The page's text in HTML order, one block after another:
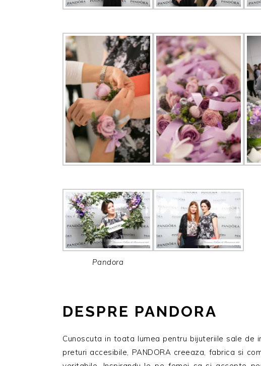
Pandora
DESPRE PANDORA
Cunoscuta in toata lumea pentru bijuteriile sale de
preturi accesibile, PANDORA creeaza, fabrica si